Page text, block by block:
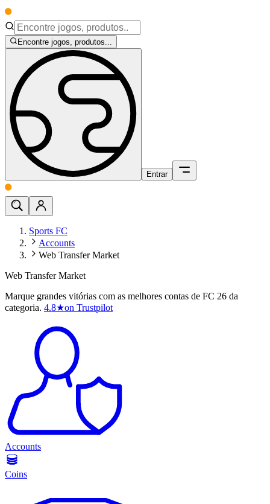
Encontre jogos, produtos...
Entrar
Sports FC
Accounts
Web Transfer Market
Web Transfer Market
Marque grandes vitórias com as melhores contas de FC 26 da
categoria. 4.8★on Trustpilot
Accounts
Coins